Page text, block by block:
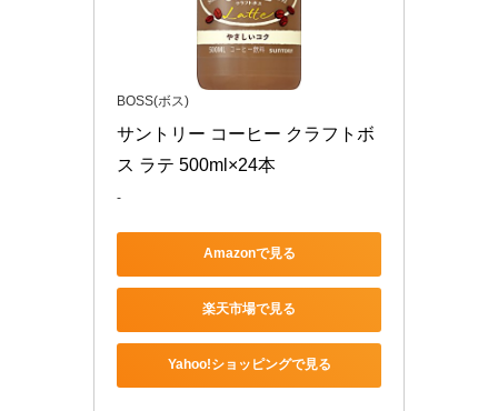
BOSS(ボス)
サントリー コーヒー クラフトボ
ス ラテ 500ml×24本
-
Amazonで見る
楽天市場で見る
Yahoo!ショッピングで見る